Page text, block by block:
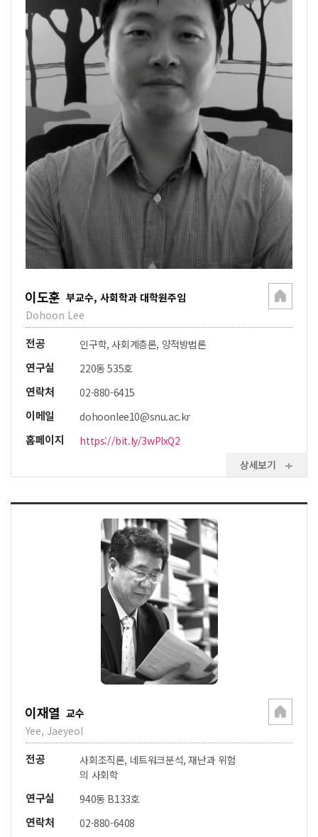
이도훈 부교수, 사회학과 대학원주임
Dohoon Lee
전공 인구학, 사회계층론, 양적방법론
연구실 220동 535호
연락처 02-880-6415
이메일 dohoonlee10@snu.ac.kr
홈페이지
https://bit.ly/3wPIxQ2
상세보기
이재열 교수
Yee, Jaeyeol
전공
사회조직론, 네트워크분석, 재난과 위험
의 사회학
연구실 940동 B133호
연락처 02-880-6408